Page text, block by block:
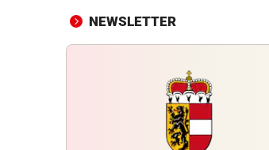
WAS FÜR EINE KLATSCHE!
TV-Star geht mit Kanzler
ZAHLREICHE EINSÄTZE
Bach wurde in Pinzgauer Ort
reißendem Fluss
NEWSLETTER